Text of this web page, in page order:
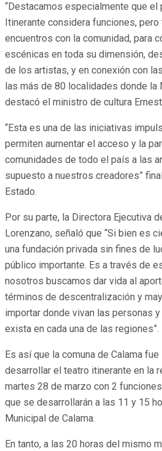
“Destacamos especialmente que el
Itinerante considera funciones,
encuentros con la comunidad, para
escénicas en toda su dimensión,
de los artistas, y en conexión con
las más de 80 localidades donde la
destacó el ministro de cultura
“Esta es una de las iniciativas
permiten aumentar el acceso y la
comunidades de todo el país a las
supuesto a nuestros creadores”
Estado.
Por su parte, la Directora Ejecutiva
Lorenzano, señaló que “Si bien es
una fundación privada sin fines de
público importante. Es a través de
nosotros buscamos dar vida al
términos de descentralización y
importar donde vivan las personas
exista en cada una de las regiones”.
Es así que la comuna de Calama
desarrollar el teatro itinerante en la
martes 28 de marzo con 2
que se desarrollarán a las 11 y 15
Municipal de Calama.
En tanto, a las 20 horas del mismo